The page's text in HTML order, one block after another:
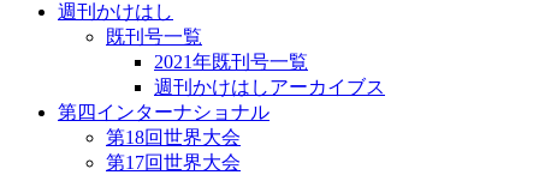
週刊かけはし
既刊号一覧
2021年既刊号一覧
週刊かけはしアーカイブス
第四インターナショナル
第18回世界大会
第17回世界大会